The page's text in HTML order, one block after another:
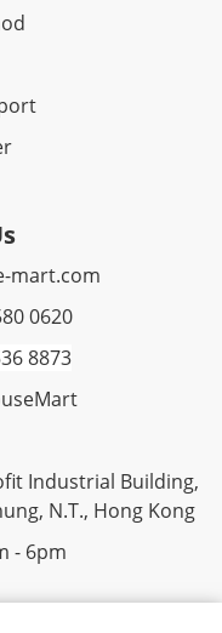
mart.com
0620
8873
Industrial Building,
N.T., Hong Kong
- 6pm